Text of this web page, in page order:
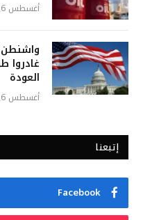
أغسطس 6, 2026
واشنطن
غادروا
العودة
أغسطس 6, 2026
إتبعنا
Facebook